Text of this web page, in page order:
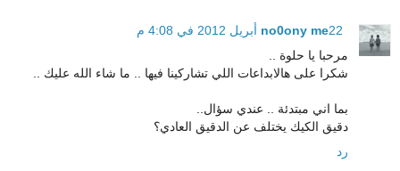
no0ony me22 أبريل 2012 في 4:08 م
مرحبا يا حلوة ..
شكرا على هالابداعات اللي تشاركينا فيها .. ما شاء الله عليك ..
بما اني مبتدئة .. عندي سؤال..
دقيق الكيك يختلف عن الدقيق العادي؟
رد